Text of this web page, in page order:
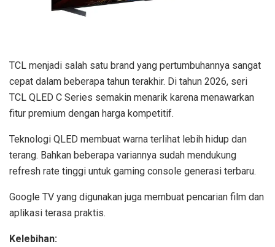
TCL menjadi salah satu brand yang pertumbuhannya sangat
cepat dalam beberapa tahun terakhir. Di tahun 2026, seri
TCL QLED C Series semakin menarik karena menawarkan
fitur premium dengan harga kompetitif.
Teknologi QLED membuat warna terlihat lebih hidup dan
terang. Bahkan beberapa variannya sudah mendukung
refresh rate tinggi untuk gaming console generasi terbaru.
Google TV yang digunakan juga membuat pencarian film dan
aplikasi terasa praktis.
Kelebihan: